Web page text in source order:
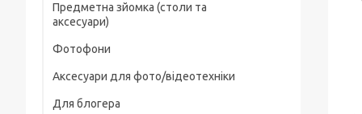
Пропелери та захист
Зарядні пристрої
Скидання вантажу
Предметна зйомка (столи та
аксесуари)
Предметні столи
Лайткуби (фотобокси)
Аксесуари для предметного знімання
Фотофони
Аксесуари для фото/відеотехніки
Фільтри, лінзи
Для блогера